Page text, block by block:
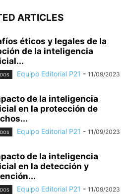
ARTICLES
éticos y legales de la
de la inteligencia
Equipo Editorial P21 - 11/09/2023
de la inteligencia
en la protección de
Equipo Editorial P21 - 11/09/2023
de la inteligencia
en la detección y
Equipo Editorial P21 - 11/09/2023